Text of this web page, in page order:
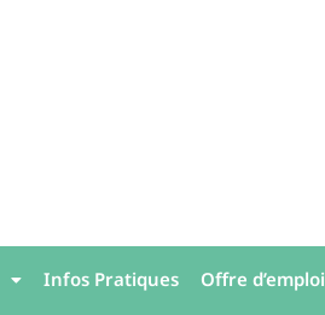
Infos Pratiques Offre d’emploi